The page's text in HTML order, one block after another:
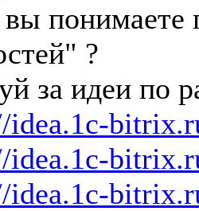
понимаете
?
за идеи по
idea.1c-
idea.1c-
idea.1c-